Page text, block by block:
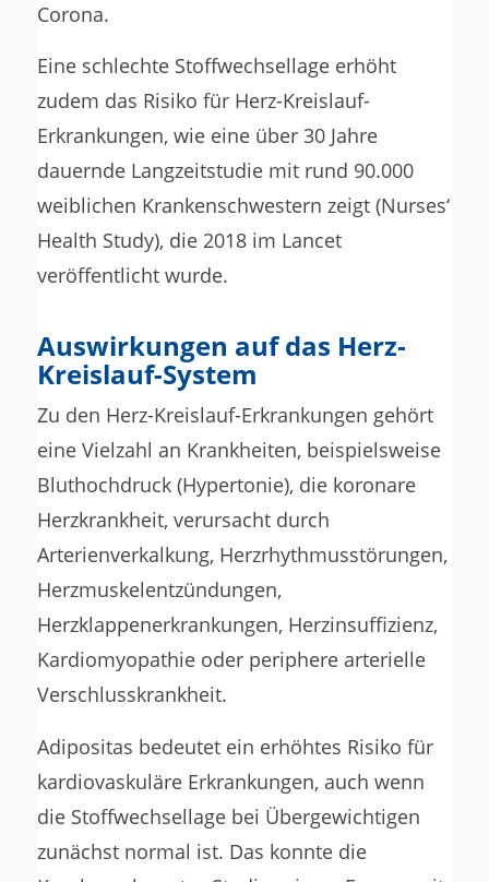
Corona.
Eine schlechte Stoffwechsellage erhöht
zudem das Risiko für Herz-Kreislauf-
Erkrankungen, wie eine über 30 Jahre
dauernde Langzeitstudie mit rund 90.000
weiblichen Krankenschwestern zeigt (Nurses‘
Health Study), die 2018 im Lancet
veröffentlicht wurde.
Auswirkungen auf das Herz-
Kreislauf-System
Zu den Herz-Kreislauf-Erkrankungen gehört
eine Vielzahl an Krankheiten, beispielsweise
Bluthochdruck (Hypertonie), die koronare
Herzkrankheit, verursacht durch
Arterienverkalkung, Herzrhythmusstörungen,
Herzmuskelentzündungen,
Herzklappenerkrankungen, Herzinsuffizienz,
Kardiomyopathie oder periphere arterielle
Verschlusskrankheit.
Adipositas bedeutet ein erhöhtes Risiko für
kardiovaskuläre Erkrankungen, auch wenn
die Stoffwechsellage bei Übergewichtigen
zunächst normal ist. Das konnte die